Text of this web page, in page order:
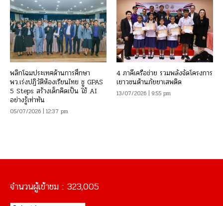
พลิกโฉมประเทศด้านการศึกษา
พว.เร่งปฏิวัติห้องเรียนไทย ชู GPAS
5 Steps สร้างเด็กคิดเป็น ใช้ AI
อย่างรู้เท่าทัน
05/07/2026 | 12:37 pm
4 ภาคีเครือข่าย รวมพลังจัดโครงการ
เยาวชนต้านภัยยาเสพติด
13/07/2026 | 9:55 pm
จำนวนผู้เข้าชม : 323,005